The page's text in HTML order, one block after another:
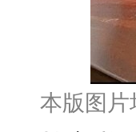
本版图片